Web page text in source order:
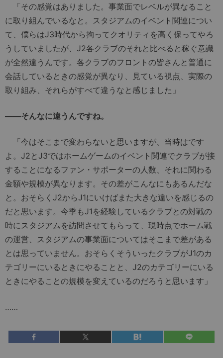
「その感覚はありました。事業面でレベルが異なること
に取り組んでいるなと。スタジアムのイベント関連につい
て、僕らはJ3時代から拘ってクオリティを高く保ってやろ
うしていましたが、J2各クラブのそれと比べると稼ぐ意識
が全然違うんです。各クラブのフロントの皆さんと普通に
会話しているときの感覚が異なり、見ている視点、実際の
取り組み、それらがすべて違うなと感じました」
――そんなに違うんですね。
「今はそこまで変わらないと思いますが、当時はです
よ。J2とJ3ではホームゲームのイベント関連でクラブが接
することになるファン・サポーターの人数、それに関わる
金額や規模が異なります。その差がこんなにもあるんだな
と。おそらくJ2からJ1にいけばまた大きな違いを感じるの
だと思います。今季もJ1を経験しているクラブとの対戦の
時にスタジアムを訪問させてもらって、現時点でホーム戦
の運営、スタジアムの事業面についてはそこまで差がある
とは思っていません。おそらくそういったクラブがJ1のカ
テゴリーにいるときにやることと、J2のカテゴリーにいる
ときにやることの規模を変えているのだろうと思います」
……